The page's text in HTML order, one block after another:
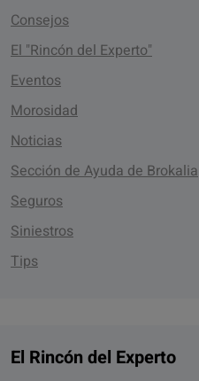
Consejos
El "Rincón del Experto"
Eventos
Morosidad
Noticias
Sección de Ayuda de Brokalia
Seguros
Siniestros
Tips
El Rincón del Experto